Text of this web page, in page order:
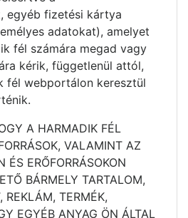
egyéb fizetési kártya
adatokat), amelyet
fél számára megad vagy
kérik, függetlenül attól,
fél webportálon keresztül
A HARMADIK FÉL
VALAMINT AZ
ÉS ERŐFORRÁSOKON
BÁRMELY TARTALOM,
REKLÁM, TERMÉK,
EGYÉB ANYAG ÖN ÁLTAL